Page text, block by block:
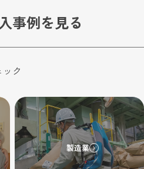
事例を見る
ク
製造業